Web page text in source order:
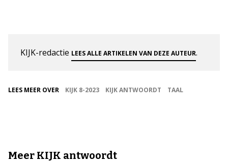
KIJK-redactie LEES ALLE ARTIKELEN VAN DEZE AUTEUR.
LEES MEER OVER KIJK 8-2023 KIJK ANTWOORDT TAAL
Meer KIJK antwoordt